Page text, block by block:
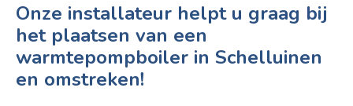
Onze installateur helpt u graag bij
het plaatsen van een
warmtepompboiler in Schelluinen
en omstreken!